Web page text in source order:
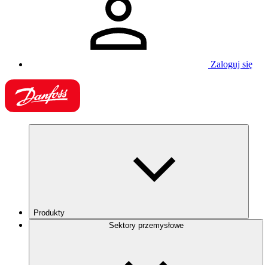
Zaloguj się
Produkty
Sektory przemysłowe